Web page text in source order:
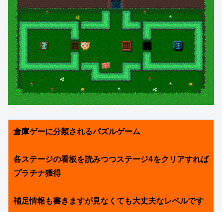
倉庫ゲーに分類されるパズルゲーム
各ステージの看板を読みつつステージ4をクリアすれば
プラチナ獲得
補足情報も書きますが見なくても大丈夫なレベルです